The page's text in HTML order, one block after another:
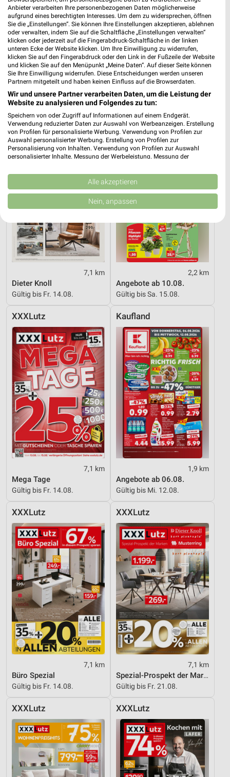
0,3 km
Angebote ab 10.08.
Gültig bis Sa. 15.08.
7,1 km
Gültig bis Fr. 14.08.
XXXLutz
7,1 km
Dieter Knoll
Gültig bis Fr. 14.08.
Thomas Philipps
2,2 km
Angebote ab 10.08.
Gültig bis Sa. 15.08.
XXXLutz
7,1 km
Mega Tage
Gültig bis Fr. 14.08.
Kaufland
1,9 km
Angebote ab 06.08.
Gültig bis Mi. 12.08.
XXXLutz
7,1 km
Büro Spezial
Gültig bis Fr. 14.08.
XXXLutz
7,1 km
Spezial-Prospekt der Marken
Gültig bis Fr. 21.08.
XXXLutz XXXLutz
Anbieter verarbeiten Ihre personenbezogenen Daten möglicherweise
aufgrund eines berechtigten Interesses. Um dem zu widersprechen, öffnen
Sie die „Einstellungen“. Sie können Ihre Einstellungen akzeptieren, ablehnen
oder verwalten, indem Sie auf die Schaltfläche „Einstellungen verwalten“
klicken oder jederzeit auf die Fingerabdruck-Schaltfläche in der linken
unteren Ecke der Website klicken. Um Ihre Einwilligung zu widerrufen,
klicken Sie auf den Fingerabdruck oder den Link in der Fußzeile der Website
und klicken Sie auf den Menüpunkt „Meine Daten“. Auf dieser Seite können
Sie Ihre Einwilligung widerrufen. Diese Entscheidungen werden unseren
Partnern mitgeteilt und haben keinen Einfluss auf die Browserdaten.
Wir und unsere Partner verarbeiten Daten, um die Leistung der
Website zu analysieren und Folgendes zu tun:
Speichern von oder Zugriff auf Informationen auf einem Endgerät.
Verwendung reduzierter Daten zur Auswahl von Werbeanzeigen. Erstellung
von Profilen für personalisierte Werbung. Verwendung von Profilen zur
Auswahl personalisierter Werbung. Erstellung von Profilen zur
Personalisierung von Inhalten. Verwendung von Profilen zur Auswahl
personalisierter Inhalte. Messung der Werbeleistung. Messung der
Kombinationen von Daten aus verschiedenen Quellen. Entwicklung und
Verbesserung der Angebote. Verwendung reduzierter Daten zur Auswahl
von Inhalten.
Daten können außerhalb der Europäischen Union weitergegeben und in die
Website/App.
Partnerliste anzeigen (1 IAB-Anbieter)
Wir nutzen Ihre Daten für folgende Zwecke:
IAB-Verarbeitungszwecke:
Speichern von oder Zugriff auf Informationen
auf einem Endgerät
Werbeanzeigen
Erstellung von Profilen für personalisierte
Werbung
Verwendung von Profilen zur Auswahl
personalisierter Werbung
Erstellung von Profilen zur Personalisierung
von Inhalten
Verwendung von Profilen zur Auswahl
personalisierter Inhalte
Messung der Werbeleistung
Messung der Performance von Inhalten
Kombinationen von Daten aus verschiedenen
Quellen
Entwicklung und Verbesserung der Angebote
Verwendung reduzierter Daten zur Auswahl von
Inhalten
IAB-Besonderheiten:
Verwendung genauer Standortdaten
Geräte anhand von aktiv angeforderten
Informationen identifizieren
Nicht-IAB-Verarbeitungszwecke:
Performance
Funktional
Werbung
Alle akzeptieren
Nein, anpassen